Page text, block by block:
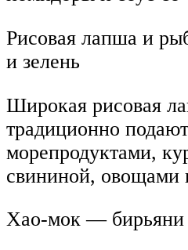
Рисовая лапша и
и зелень
Широкая рисовая
традиционно
морепродуктами,
свининой, овощами
Хао-мок — бирьяни